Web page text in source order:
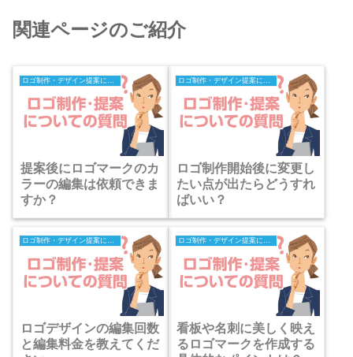
関連ページのご紹介
提案後にロゴマークのカ
ラーの編集は依頼できま
すか？
ロゴ制作開始後に変更し
たい点が出たらどうすれ
ばいい？
ロゴデザインの編集回数
と編集料金を教えてくだ
看板や名刺に美しく映え
るロゴマークを作成する